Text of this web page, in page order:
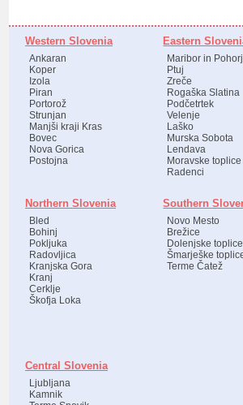
Western Slovenia
Ankaran
Koper
Izola
Piran
Portorož
Strunjan
Manjši kraji Kras
Bovec
Nova Gorica
Postojna
Eastern
Maribor in
Ptuj
Zreče
Rogaška Slatina
Podčetrtek
Velenje
Laško
Murska Sobota
Lendava
Moravske toplice
Radenci
Northern Slovenia
Bled
Bohinj
Pokljuka
Radovljica
Kranjska Gora
Kranj
Cerklje
Škofja Loka
Southern
Novo Mesto
Brežice
Dolenjske toplice
Šmarješke
Terme Čatež
Central Slovenia
Ljubljana
Kamnik